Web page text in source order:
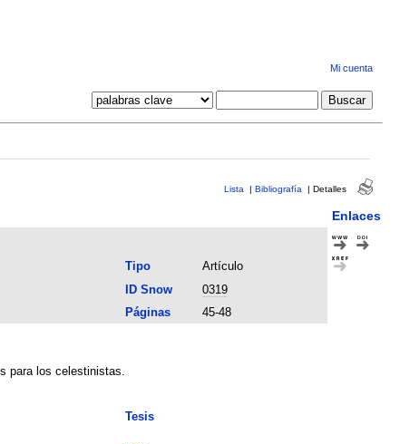
Mi cuenta
Lista | Bibliografía | Detalles
Enlaces
Tipo
Artículo
ID Snow
0319
Páginas
45-48
para los celestinistas.
Tesis